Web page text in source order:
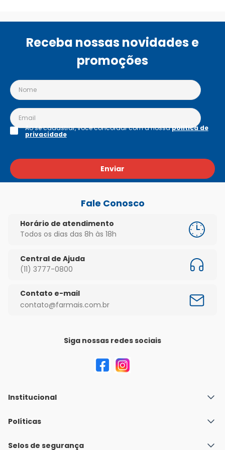
Receba nossas novidades e
promoções
Enviar
Ao se cadastrar, você concordar com a nossapolítica de
privacidade
Fale Conosco
Horário de atendimento
Todos os dias das 8h às 18h
Central de Ajuda
(11) 3777-0800
Contato e-mail
contato@farmais.com.br
Siga nossas redes sociais
Institucional
Quem Somos
Nossas lojas
Políticas
Política de Envio
Selos de segurança